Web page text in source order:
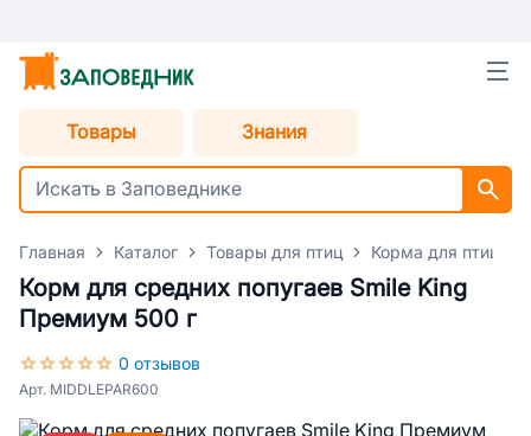
Товары Знания
Главная Каталог Товары для птиц Корма для птиц
Корм для средних попугаев Smile King
Премиум 500 г
0 отзывов
Арт. MIDDLEPAR600